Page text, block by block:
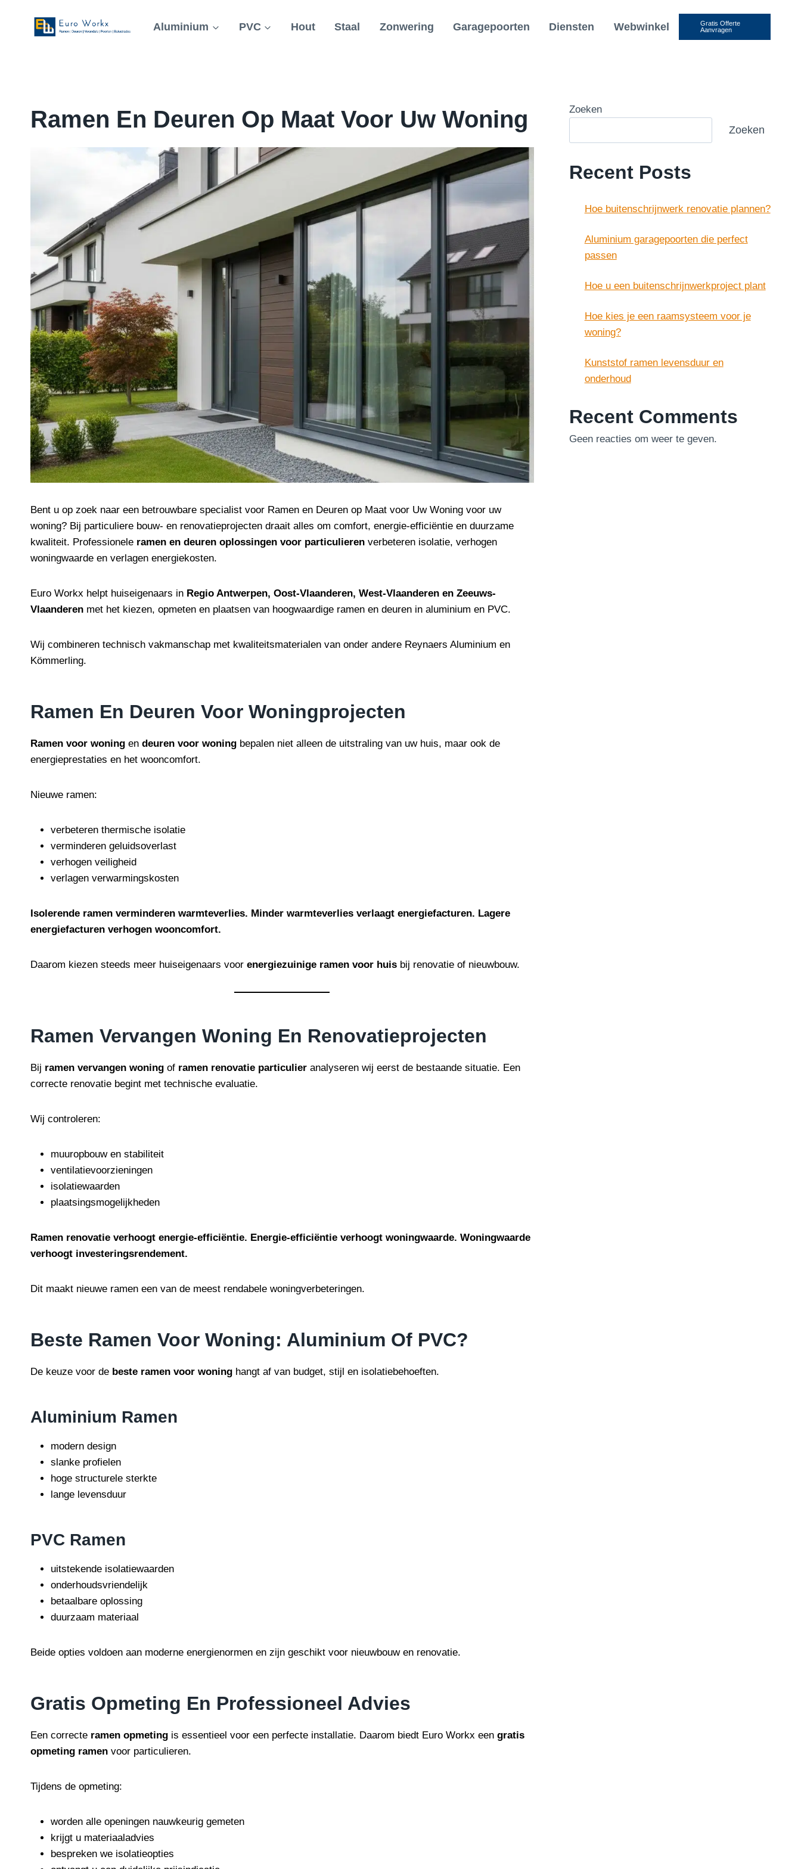
Aluminium PVC Hout Staal Zonwering Garagepoorten Diensten Webwinkel
Gratis Offerte
Aanvragen
Ramen En Deuren Op Maat Voor Uw Woning
Bent u op zoek naar een betrouwbare specialist voor Ramen en Deuren op Maat voor Uw Woning voor uw
woning? Bij particuliere bouw- en renovatieprojecten draait alles om comfort, energie-efficiëntie en duurzame
kwaliteit. Professionele ramen en deuren oplossingen voor particulieren verbeteren isolatie, verhogen
woningwaarde en verlagen energiekosten.
Euro Workx helpt huiseigenaars in Regio Antwerpen, Oost-Vlaanderen, West-Vlaanderen en Zeeuws-
Vlaanderen met het kiezen, opmeten en plaatsen van hoogwaardige ramen en deuren in aluminium en PVC.
Wij combineren technisch vakmanschap met kwaliteitsmaterialen van onder andere Reynaers Aluminium en
Kömmerling.
Ramen En Deuren Voor Woningprojecten
Ramen voor woning en deuren voor woning bepalen niet alleen de uitstraling van uw huis, maar ook de
energieprestaties en het wooncomfort.
Nieuwe ramen:
verbeteren thermische isolatie
verminderen geluidsoverlast
verhogen veiligheid
verlagen verwarmingskosten
Isolerende ramen verminderen warmteverlies. Minder warmteverlies verlaagt energiefacturen. Lagere
energiefacturen verhogen wooncomfort.
Daarom kiezen steeds meer huiseigenaars voor energiezuinige ramen voor huis bij renovatie of nieuwbouw.
Ramen Vervangen Woning En Renovatieprojecten
Bij ramen vervangen woning of ramen renovatie particulier analyseren wij eerst de bestaande situatie. Een
correcte renovatie begint met technische evaluatie.
Wij controleren:
muuropbouw en stabiliteit
ventilatievoorzieningen
isolatiewaarden
plaatsingsmogelijkheden
Ramen renovatie verhoogt energie-efficiëntie. Energie-efficiëntie verhoogt woningwaarde. Woningwaarde
verhoogt investeringsrendement.
Dit maakt nieuwe ramen een van de meest rendabele woningverbeteringen.
Beste Ramen Voor Woning: Aluminium Of PVC?
De keuze voor de beste ramen voor woning hangt af van budget, stijl en isolatiebehoeften.
Aluminium Ramen
modern design
slanke profielen
hoge structurele sterkte
lange levensduur
PVC Ramen
uitstekende isolatiewaarden
onderhoudsvriendelijk
betaalbare oplossing
duurzaam materiaal
Beide opties voldoen aan moderne energienormen en zijn geschikt voor nieuwbouw en renovatie.
Gratis Opmeting En Professioneel Advies
Een correcte ramen opmeting is essentieel voor een perfecte installatie. Daarom biedt Euro Workx een gratis
opmeting ramen voor particulieren.
Tijdens de opmeting:
worden alle openingen nauwkeurig gemeten
krijgt u materiaaladvies
bespreken we isolatieopties
Zoeken
Zoeken
Recent Posts
Hoe buitenschrijnwerk renovatie plannen?
Aluminium garagepoorten die perfect
passen
Hoe u een buitenschrijnwerkproject plant
Hoe kies je een raamsysteem voor je
woning?
Kunststof ramen levensduur en
onderhoud
Recent Comments
Geen reacties om weer te geven.